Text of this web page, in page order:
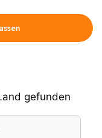
gefunden